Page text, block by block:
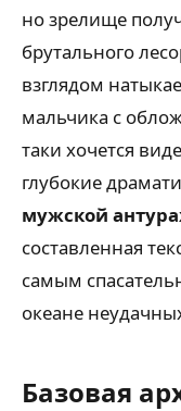
но зрелище
брутального
взглядом
мальчика с
таки хочется
глубокие
мужской
составленная
самым
океане
Базовая